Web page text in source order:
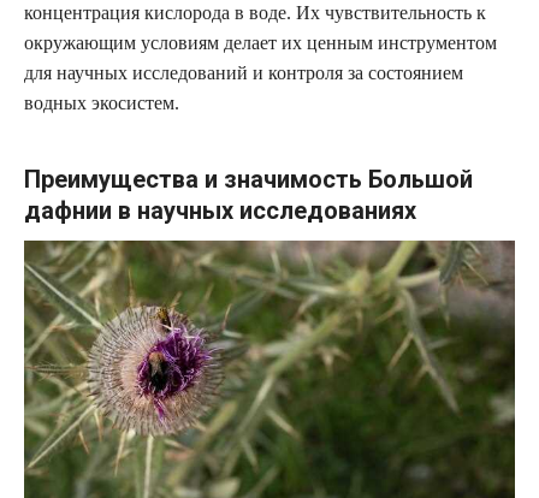
концентрация кислорода в воде. Их чувствительность к
окружающим условиям делает их ценным инструментом
для научных исследований и контроля за состоянием
водных экосистем.
Преимущества и значимость Большой
дафнии в научных исследованиях